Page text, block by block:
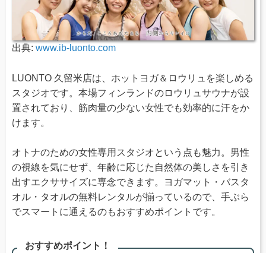
出典: www.ib-luonto.com
LUONTO 久留米店は、ホットヨガ＆ロウリュを楽しめる
スタジオです。本場フィンランドのロウリュサウナが設
置されており、筋肉量の少ない女性でも効率的に汗をか
けます。
オトナのための女性専用スタジオという点も魅力。男性
の視線を気にせず、年齢に応じた自然体の美しさを引き
出すエクササイズに専念できます。ヨガマット・バスタ
オル・タオルの無料レンタルが揃っているので、手ぶら
でスマートに通えるのもおすすめポイントです。
おすすめポイント！